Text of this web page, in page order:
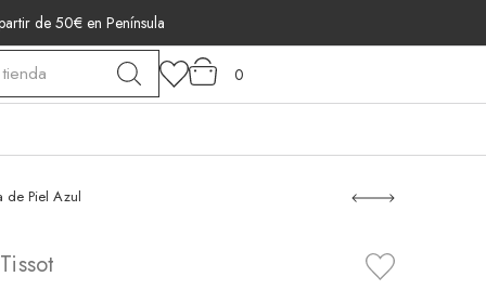
de 50€ en Península
0
de Piel Azul
Tissot